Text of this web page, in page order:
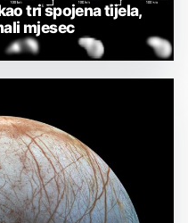
tri spojena tijela,
mjesec